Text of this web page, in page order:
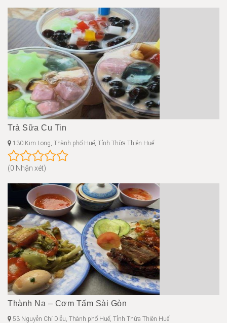
Trà Sữa Cu Tin
130 Kim Long, Thành phố Huế, Tỉnh Thừa Thiên Huế
(0 Nhận xét)
Thành Na – Cơm Tấm Sài Gòn
53 Nguyễn Chí Diễu, Thành phố Huế, Tỉnh Thừa Thiên Huế